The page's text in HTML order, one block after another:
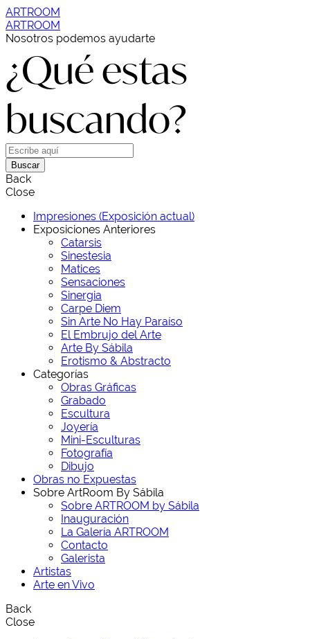
ARTROOM
ARTROOM
Nosotros podemos ayudarte
¿Qué estas
buscando?
Buscar
Back
Close
Impresiones (Exposición actual)
Exposiciones Anteriores
Catarsis
Sinestesia
Matices
Sensaciones
Sinergia
Carpe Diem
Sin Arte No Hay Paraíso
El Embrujo del Arte
Arte By Sábila
Erotismo & Abstracto
Categorías
Obras Gráficas
Grabado
Escultura
Joyería
Mini-Esculturas
Fotografía
Dibujo
Obras no Expuestas
Sobre ArtRoom By Sábila
Sobre ARTROOM by Sábila
Inauguración
La Galería ARTROOM
Contacto
Galerista
Artistas
Arte en Vivo
Back
Close